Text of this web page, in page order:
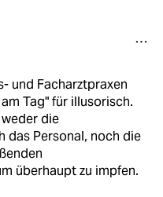
und Facharztpraxen
Tag" für illusorisch.
die
das Personal, noch die
überhaupt zu impfen.